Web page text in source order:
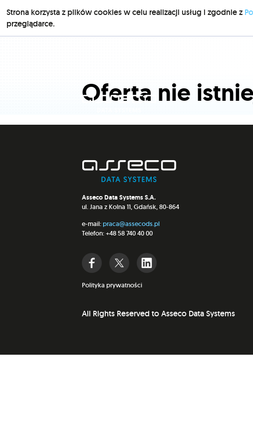
Strona korzysta z plików cookies w celu realizacji usług i zgodnie z
przeglądarce.
Oferta nie
Asseco Data Systems S.A.
ul. Jana z Kolna 11, Gdańsk, 80-864
e-mail:praca@assecods.pl
Telefon: +48 58 740 40 00
Polityka prywatności
All Rights Reserved to Asseco Data Systems